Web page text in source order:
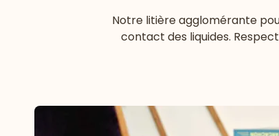
Notre litière agglomérante
contact des liquides.